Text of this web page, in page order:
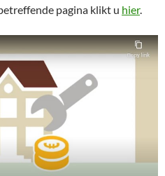
pagina klikt u hier.